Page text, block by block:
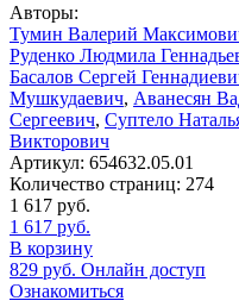
Авторы:
Тумин Валерий
Руденко Людмила
Басалов Сергей
Мушкудаевич, Аванесян
Сергеевич, Суптело
Викторович
Артикул: 654632.05.01
Количество страниц: 274
1 617 руб.
1 617 руб.
В корзину
829 руб. Онлайн доступ
Ознакомиться